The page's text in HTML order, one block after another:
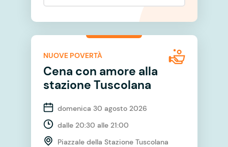
NUOVE POVERTÀ
Cena con amore alla
stazione Tuscolana
domenica 30 agosto 2026
dalle 20:30 alle 21:00
Piazzale della Stazione Tuscolana